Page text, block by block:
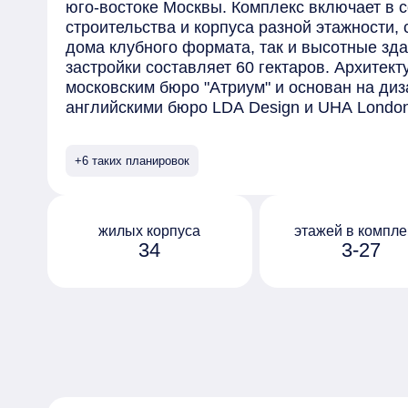
юго-востоке Москвы. Комплекс включает в
строительства и корпуса разной
дома клубного формата, так и высотные
застройки составляет 60 гектаров.
московским бюро "Атриум" и основан на
английскими бюро LDA Design и UHA
предлагаемых в комплексе - квартиры с
обустроен собственный парк "Зелёная
10 гектаров, которая тянется через весь
Протяжённое прогулочное пространство
+6 таких планировок
34
жилых корпуса
3-27
этажей в